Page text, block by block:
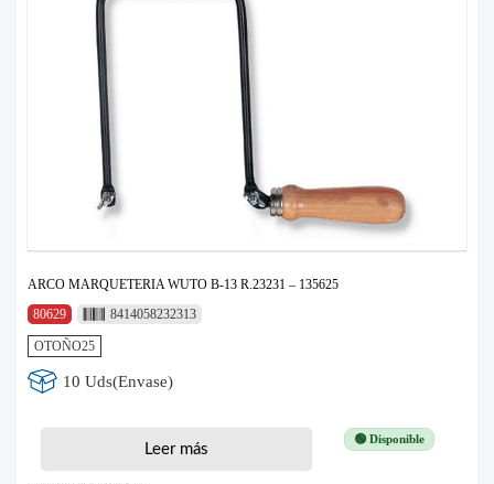
ARCO MARQUETERIA WUTO B-13 R.23231 – 135625
80629
8414058232313
OTOÑO25
10 Uds(Envase)
🟢 Disponible
Leer más